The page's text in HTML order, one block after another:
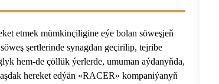
etmek mümkinçiligine eýe bolan söweşjeň
şertlerinde synagdan geçirilip, tejribe
hem-de çöllük ýerlerde, umuman aýdanyňda,
hereket edýän «RACER» kompaniýanyň